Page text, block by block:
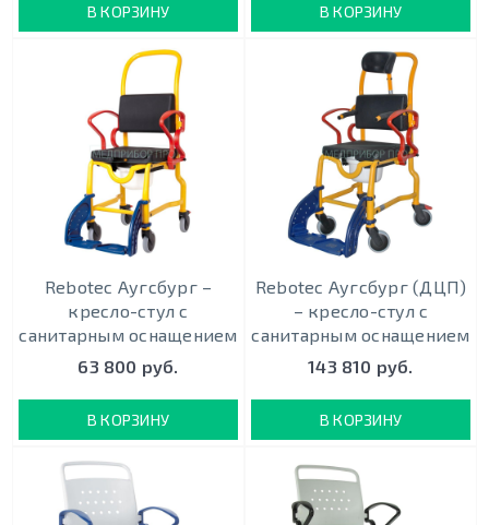
В КОРЗИНУ В КОРЗИНУ
Rebotec Аугсбург –
кресло-стул с
санитарным оснащением
63 800 руб.
В КОРЗИНУ
Rebotec Аугсбург (ДЦП)
– кресло-стул с
санитарным оснащением
143 810 руб.
В КОРЗИНУ